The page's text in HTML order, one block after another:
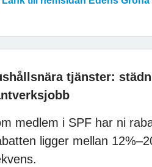
tjänster:
medlem i SPF har ni
ligger mellan